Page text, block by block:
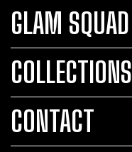
GLAM SQUAD
COLLECTIONS
CONTACT